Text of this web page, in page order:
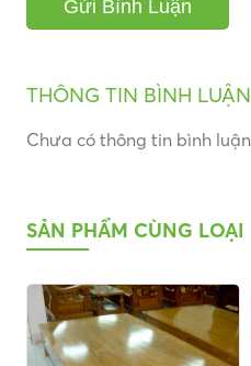
THÔNG TIN BÌNH LUẬN
Chưa có thông tin bình luận
SẢN PHẨM CÙNG LOẠI